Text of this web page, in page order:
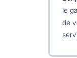
le
de